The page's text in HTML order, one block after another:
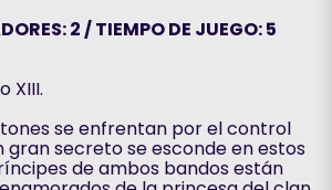
2 / TIEMPO DE JUEGO: 5
XIII.
se enfrentan por el control
gran secreto se esconde en estos
de ambos bandos están